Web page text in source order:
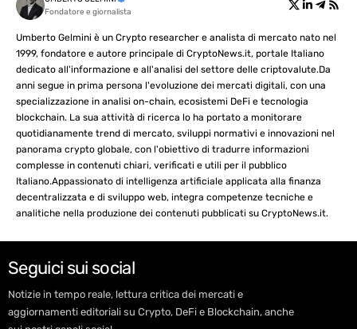
Fondatore e giornalista
Umberto Gelmini è un Crypto researcher e analista di mercato nato nel
1999, fondatore e autore principale di CryptoNews.it, portale Italiano
dedicato all'informazione e all'analisi del settore delle criptovalute.Da
anni segue in prima persona l'evoluzione dei mercati digitali, con una
specializzazione in analisi on-chain, ecosistemi DeFi e tecnologia
blockchain. La sua attività di ricerca lo ha portato a monitorare
quotidianamente trend di mercato, sviluppi normativi e innovazioni nel
panorama crypto globale, con l'obiettivo di tradurre informazioni
complesse in contenuti chiari, verificati e utili per il pubblico
Italiano.Appassionato di intelligenza artificiale applicata alla finanza
decentralizzata e di sviluppo web, integra competenze tecniche e
analitiche nella produzione dei contenuti pubblicati su CryptoNews.it.
Seguici sui social
Notizie in tempo reale, lettura critica dei mercati e
aggiornamenti editoriali su Crypto, DeFi e Blockchain, anche